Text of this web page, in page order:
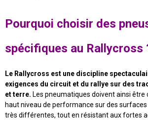
Pourquoi choisir des
spécifiques au Rallycross
Le Rallycross est une discipline
exigences du circuit et du rallye sur des
et terre. Les pneumatiques doivent ainsi être
haut niveau de performance sur des
très différentes, tout en résistant aux fortes